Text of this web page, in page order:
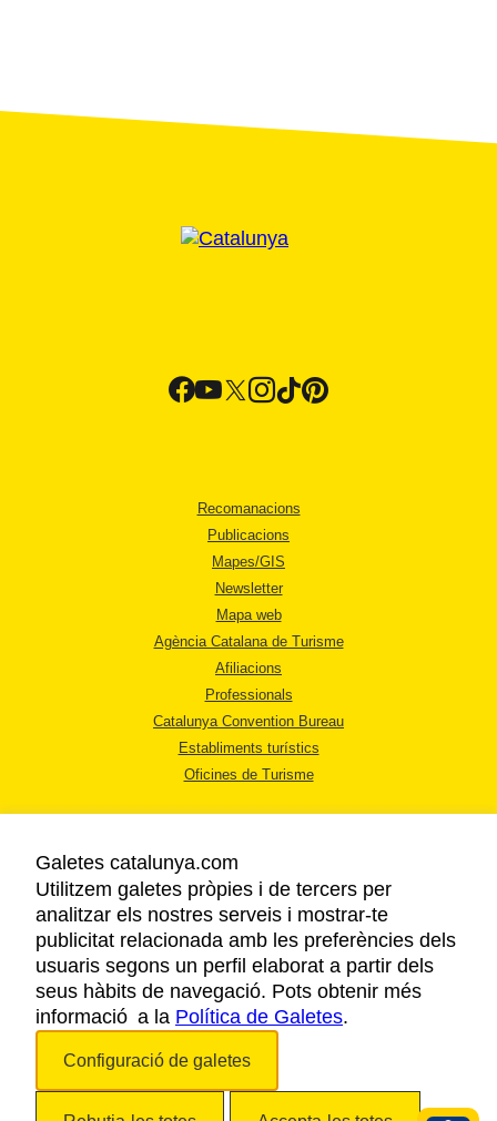
Recomanacions
Publicacions
Mapes/GIS
Newsletter
Mapa web
Agència Catalana de Turisme
Afiliacions
Professionals
Catalunya Convention Bureau
Establiments turístics
Oficines de Turisme
AVÍS LEGAL
POLÍTICA DE PRIVACITAT
COOKIES
ACCESSIBILITAT
Galetes catalunya.com
Utilitzem galetes pròpies i de tercers per
analitzar els nostres serveis i mostrar-te
publicitat relacionada amb les preferències dels
usuaris segons un perfil elaborat a partir dels
seus hàbits de navegació. Pots obtenir més
informació a la Política de Galetes.
Configuració de galetes